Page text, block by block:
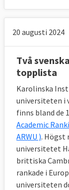
20 augusti 2024
Två
topplista
Karolinska
universiteten i
finns bland de
Academic
ARWU ). Högst
universitetet
brittiska
rankade i
universiteten